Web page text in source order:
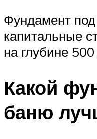
Фундамент
капитальные
на глубине
Какой
баню